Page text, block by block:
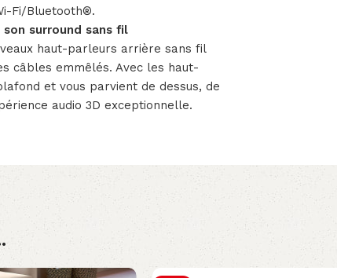
Fi/Bluetooth®.
surround sans fil
haut-parleurs arrière sans fil
câbles emmêlés. Avec les haut-
et vous parvient de dessus, de
audio 3D exceptionnelle.